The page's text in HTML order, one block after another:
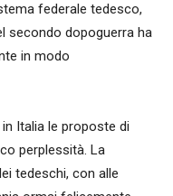
federale tedesco,
secondo dopoguerra ha
in modo
Italia le proposte di
perplessità. La
tedeschi, con alle